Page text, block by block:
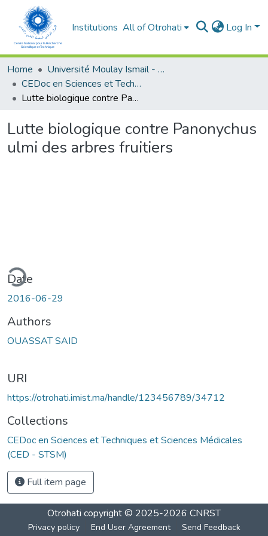
Institutions All of Otrohati Log In
Home
Université Moulay Ismail - Meknès
CEDoc en Sciences et Techniques et Sciences Médicales (CED - STSM)
Lutte biologique contre Panonychus ulmi des arbres fruitiers
Lutte biologique contre Panonychus
ulmi des arbres fruitiers
Date
2016-06-29
Authors
OUASSAT SAID
URI
https://otrohati.imist.ma/handle/123456789/34712
Collections
CEDoc en Sciences et Techniques et Sciences Médicales
(CED - STSM)
Full item page
Otrohati copyright © 2025-2026 CNRST
Privacy policy End User Agreement Send Feedback